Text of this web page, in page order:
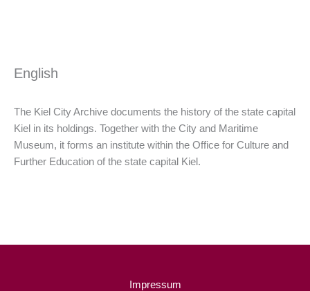
English
The Kiel City Archive documents the history of the state capital
Kiel in its holdings. Together with the City and Maritime
Museum, it forms an institute within the Office for Culture and
Further Education of the state capital Kiel.
Impressum